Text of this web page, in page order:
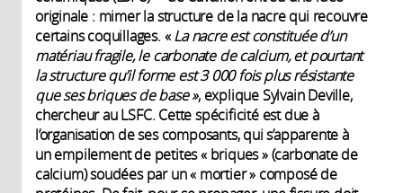
originale : mimer la structure de la nacre qui recouvre
certains coquillages. «La nacre est constituée d’un
matériau fragile, le carbonate de calcium, et pourtant
la structure qu’il forme est 3 000 fois plus résistante
que ses briques de base », explique Sylvain Deville,
chercheur au LSFC. Cette spécificité est due à
l’organisation de ses composants, qui s’apparente à
un empilement de petites « briques » (carbonate de
calcium) soudées par un « mortier » composé de